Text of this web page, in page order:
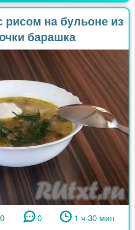
рисом на бульоне из
барашка
0 1 ч 30 мин